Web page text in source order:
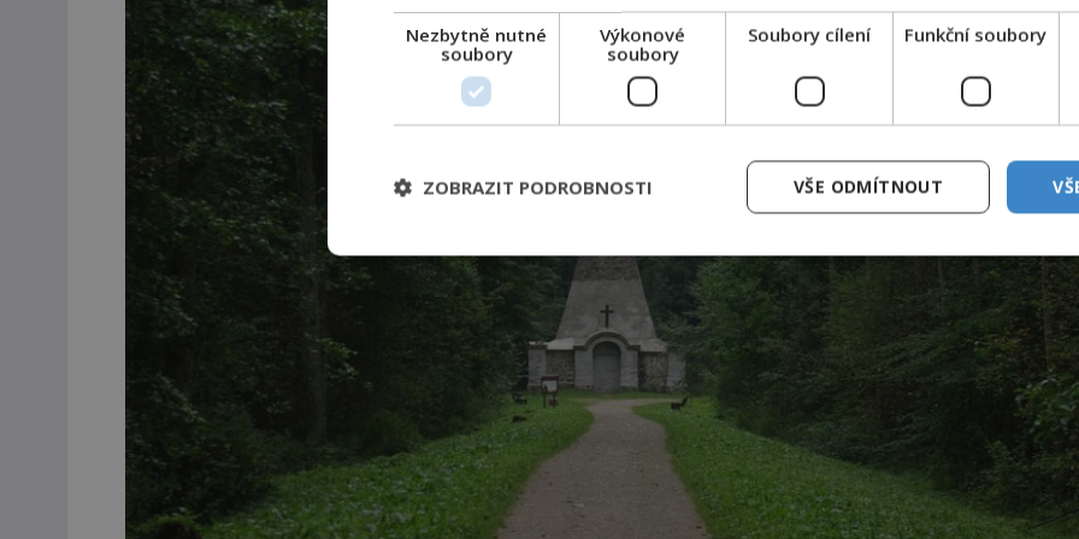
Nezbytně nutné
soubory
Výkonové
soubory
Soubory cílení Funkční soubory
VŠE ODMÍTNOUT
ZOBRAZIT PODROBNOSTI